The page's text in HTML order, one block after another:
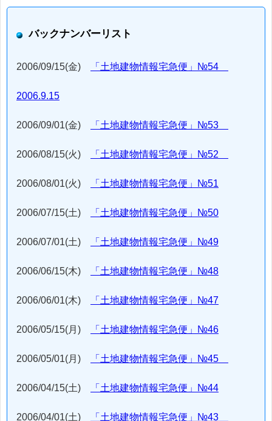
バックナンバーリスト
2006/09/15(金) 「土地建物情報宅急便」№54
2006.9.15
2006/09/01(金) 「土地建物情報宅急便」№53
2006/08/15(火) 「土地建物情報宅急便」№52
2006/08/01(火) 「土地建物情報宅急便」№51
2006/07/15(土) 「土地建物情報宅急便」№50
2006/07/01(土) 「土地建物情報宅急便」№49
2006/06/15(木) 「土地建物情報宅急便」№48
2006/06/01(木) 「土地建物情報宅急便」№47
2006/05/15(月) 「土地建物情報宅急便」№46
2006/05/01(月) 「土地建物情報宅急便」№45
2006/04/15(土) 「土地建物情報宅急便」№44
2006/04/01(土) 「土地建物情報宅急便」№43